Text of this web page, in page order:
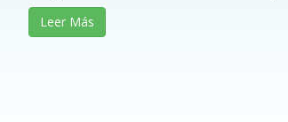
Leer Más